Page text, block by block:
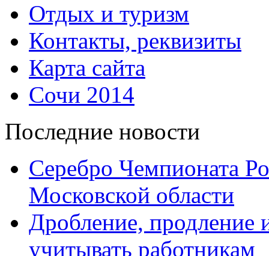
Отдых и туризм
Контакты, реквизиты
Карта сайта
Сочи 2014
Последние новости
Серебро Чемпионата
Московской области
Дробление, продление
учитывать работникам